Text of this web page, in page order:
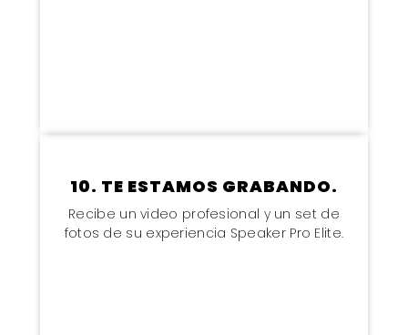
10. TE ESTAMOS GRABANDO.
Recibe un video profesional y un set de
fotos de su experiencia Speaker Pro Elite.